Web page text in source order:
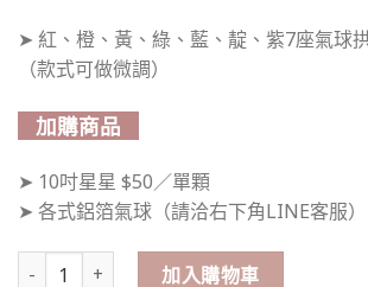
➤ 紅、橙、黃、綠、藍、靛、紫7座氣球
（款式可做微調）
加購商品
➤ 10吋星星 $50／單顆
➤ 各式鋁箔氣球（請洽右下角LINE客服）
彩虹隧道 氣球拱門 數量加入購物車